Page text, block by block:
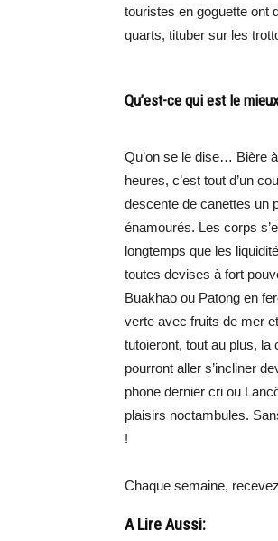
touristes en goguette ont
quarts, tituber sur les
Qu’est-ce qui est le
Qu’on se le dise… Bière
heures, c’est tout d’un
descente de canettes un
énamourés. Les corps
longtemps que les
toutes devises à fort
Buakhao ou Patong en
verte avec fruits de mer
tutoieront, tout au plus, la
pourront aller s’incliner
phone dernier cri ou
plaisirs noctambules.
!
Chaque semaine,
A Lire Aussi: